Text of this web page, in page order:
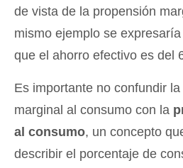
de vista de la propensión
mismo ejemplo se
que el ahorro efectivo es del
Es importante no confundir
marginal al consumo con la
al consumo, un concepto
describir el porcentaje de